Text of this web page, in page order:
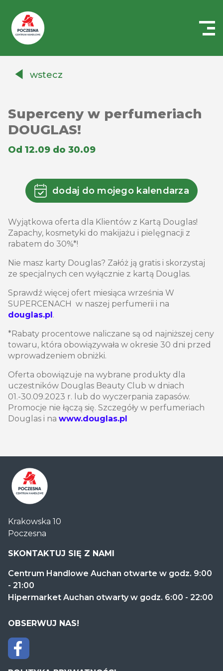
Auchanwstecz
Superceny w perfumeriach
DOUGLAS!
Od 12.09 do 30.09
dodaj do mojego kalendarza
Wyjątkowa oferta dla Klientów z Kartą Douglas!
Zapachy, kosmetyki do makijażu i pielęgnacji z
rabatem do 30%*!
Nie masz karty Douglas? Załóż ją gratis i skorzystaj
ze specjalnych cen wyłącznie z kartą Douglas.
Sprawdź więcej ofert miesiąca września W
SUPERCENACH w naszej perfumerii i na
douglas.pl .
*Rabaty procentowe naliczane są od najniższej ceny
towaru, która obowiązywała w okresie 30 dni przed
wprowadzeniem obniżki.
Oferta obowiązuje na wybrane produkty dla
uczestników Douglas Beauty Club w dniach
01.-30.09.2023 r. lub do wyczerpania zapasów.
Promocje nie łączą się. Szczegóły w perfumeriach
Douglas i na www.douglas.pl
Handlowe
Auchan
Częstochowa
Krakowska 10
Poczesna
SKONTAKTUJ SIĘ Z NAMI
Centrum Handlowe Auchan otwarte w godz. 9:00
- 21:00
Hipermarket Auchan otwarty w godz. 6:00 - 22:00
OBSERWUJ NAS!